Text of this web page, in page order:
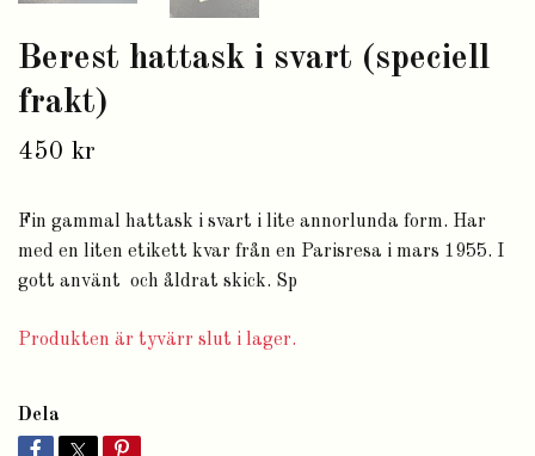
Berest hattask i svart (speciell
frakt)
450 kr
Fin gammal hattask i svart i lite annorlunda form. Har
med en liten etikett kvar från en Parisresa i mars 1955. I
gott använt och åldrat skick. Sp
Produkten är tyvärr slut i lager.
Dela